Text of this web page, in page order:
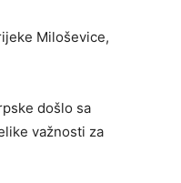
Miloševice,
došlo sa
važnosti za